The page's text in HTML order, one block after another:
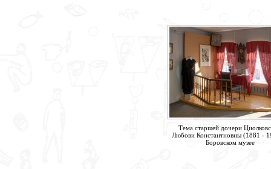
Тема старшей дочери
Любови Константновны (1881 -
Боровском музее